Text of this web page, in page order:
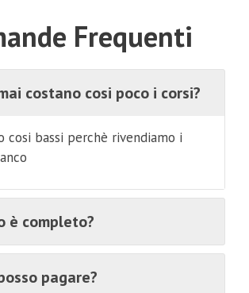
Frequenti
costano cosi poco i corsi?
cosi bassi perchè rivendiamo i
è completo?
pagare?